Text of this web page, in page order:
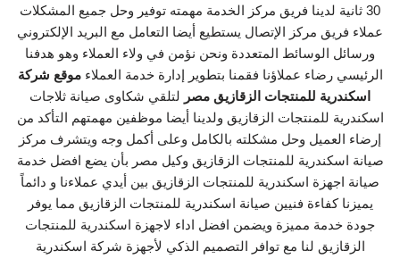
30 ثانية لدينا فريق مركز الخدمة مهمته توفير وحل جميع المشكلات
عملاء فريق مركز الإتصال يستطيع أيضا التعامل مع البريد الإلكتروني
ورسائل الوسائط المتعددة ونحن نؤمن في ولاء العملاء وهو هدفنا
الرئيسي رضاء عملاؤنا فقمنا بتطوير إدارة خدمة العملاءموقع شركة
اسكندرية للمنتجات الزقازيق مصر لتلقي شكاوى صيانة ثلاجات
اسكندرية للمنتجات الزقازيق ولدينا أيضا موظفين مهمتهم التأكد من
إرضاء العميل وحل مشكلته بالكامل وعلى أكمل وجه ويتشرف مركز
صيانة اسكندرية للمنتجات الزقازيق وكيل مصر بأن يضع افضل خدمة
صيانة اجهزة اسكندرية للمنتجات الزقازيق بين أيدي عملاءنا و دائماً
يميزنا كفاءة فنيين صيانة اسكندرية للمنتجات الزقازيق مما يوفر
جودة خدمة مميزة ويضمن افضل اداء لاجهزة اسكندرية للمنتجات
الزقازيق لنا مع توافر التصميم الذكي لأجهزة شركة اسكندرية